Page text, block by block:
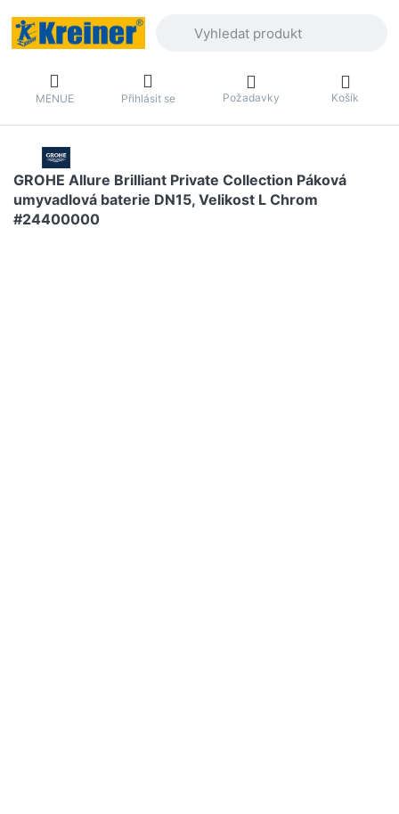
MENUE Přihlásit se Požadavky Košík
GROHE Allure Brilliant Private Collection Páková
umyvadlová baterie DN15, Velikost L Chrom
#24400000